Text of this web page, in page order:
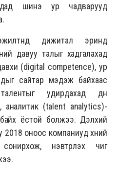
шинэ ур чадварууд
дижитал эринд
давуу талыг хадгалахад
(digital competence), ур
сайтар мэдэж байхаас
удирдахад дүн
аналитик (talent analytics)-
ёстой болжээ. Дэлхий
оноос компаниуд хүний
нэвтрүүлэх чиг